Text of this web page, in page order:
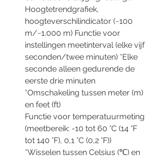
Hoogtetrendgrafiek,
hoogteverschilindicator (~100
m/~1.000 m) Functie voor
instellingen meetinterval (elke vijf
seconden/twee minuten) *Elke
seconde alleen gedurende de
eerste drie minuten
*Omschakeling tussen meter (m)
en feet (ft)
Functie voor temperatuurmeting
(meetbereik: -10 tot 60 °C (14 °F
tot 140 °F), 0,1 °C (0,2 °F))
*Wisselen tussen Celsius (℃) en